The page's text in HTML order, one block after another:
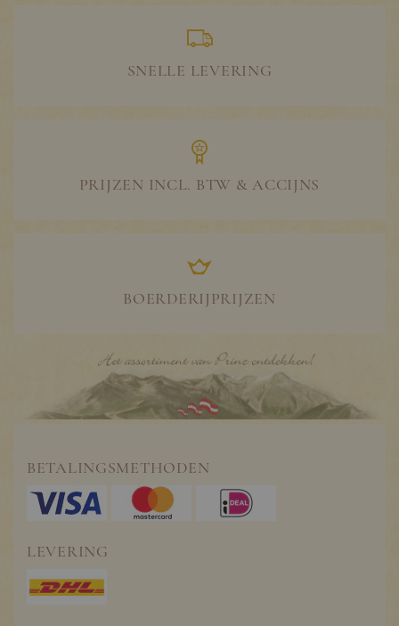
SNELLE LEVERING
PRIJZEN INCL. BTW & ACCIJNS
BOERDERIJPRIJZEN
BETALINGSMETHODEN
LEVERING